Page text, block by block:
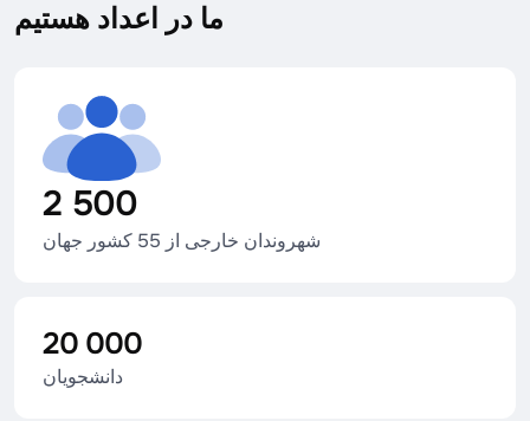
ما در اعداد هستیم
2 500
شهروندان خارجی از 55 کشور جهان
20 000
دانشجویان